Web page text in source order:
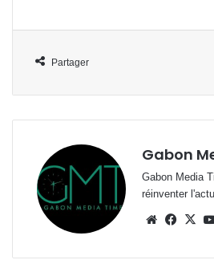
Partager
Gabon
Gabon Media
réinventer
Website X